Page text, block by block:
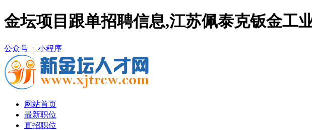
金坛项目跟单招聘信息,江苏佩泰克钣金工
公众号 | 小程序
网站首页
最新职位
直招职位